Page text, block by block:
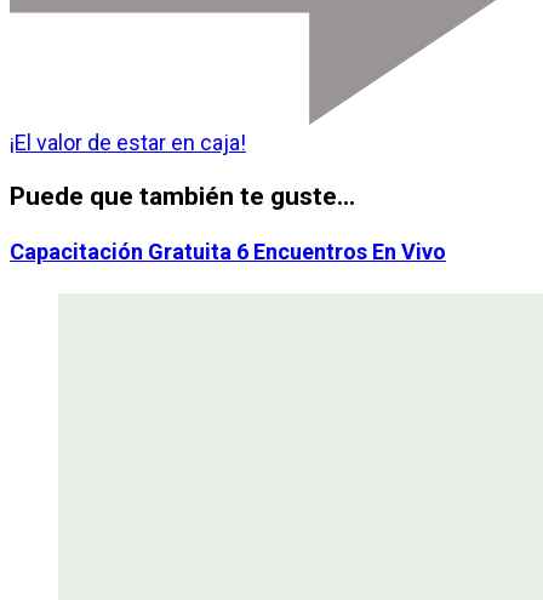
¡El valor de estar en caja!
Puede que también te guste...
Capacitación Gratuita 6 Encuentros En Vivo